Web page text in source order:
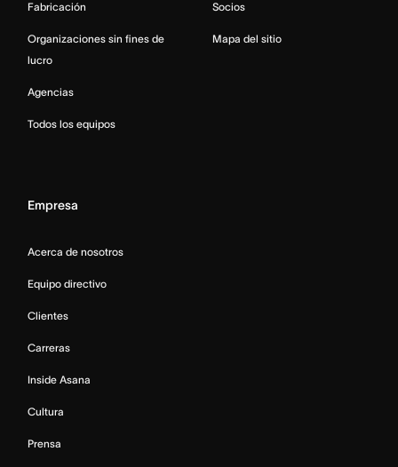
Fabricación
Organizaciones sin fines de
lucro
Agencias
Todos los equipos
Socios
Mapa del sitio
Empresa
Acerca de nosotros
Equipo directivo
Clientes
Carreras
Inside Asana
Cultura
Prensa